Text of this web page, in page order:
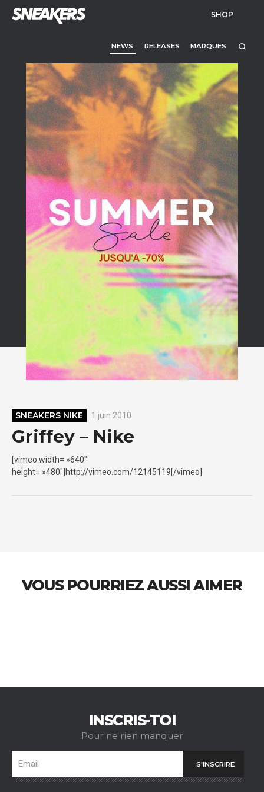
SHOP
NEWS RELEASES MARQUES
SNEAKERS NIKE 1 juin 2010
Griffey – Nike
[vimeo width= »640″
height= »480″]http://vimeo.com/12145119[/vimeo]
VOUS POURRIEZ AUSSI AIMER
INSCRIS-TOI
Pour ne rien manquer